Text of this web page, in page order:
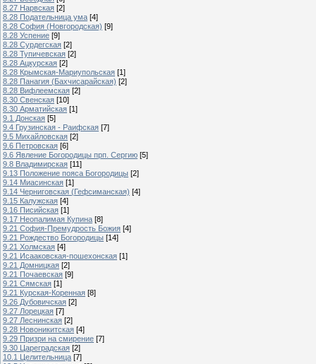
8.27 Нарвская [2]
8.28 Подательница ума [4]
8.28 София (Новгородская) [9]
8.28 Успение [9]
8.28 Сурдегская [2]
8.28 Тупичевская [2]
8.28 Ацкурская [2]
8.28 Крымская-Мариупольская [1]
8.28 Панагия (Бахчисарайская) [2]
8.28 Вифлеемская [2]
8.30 Свенская [10]
8.30 Арматийская [1]
9.1 Донская [5]
9.4 Грузинская - Раифская [7]
9.5 Михайловская [2]
9.6 Петровская [6]
9.6 Явление Богородицы прп. Сергию [5]
9.8 Владимирская [11]
9.13 Положение пояса Богородицы [2]
9.14 Миасинская [1]
9.14 Черниговская (Гефсиманская) [4]
9.15 Калужская [4]
9.16 Писийская [1]
9.17 Неопалимая Купина [8]
9.21 София-Премудрость Божия [4]
9.21 Рождество Богородицы [14]
9.21 Холмская [4]
9.21 Исааковская-пошехонская [1]
9.21 Домницкая [2]
9.21 Почаевская [9]
9.21 Сямская [1]
9.21 Курская-Коренная [8]
9.26 Дубовичская [2]
9.27 Лорецкая [7]
9.27 Леснинская [2]
9.28 Новоникитская [4]
9.29 Призри на смирение [7]
9.30 Цареградская [2]
10.1 Целительница [7]